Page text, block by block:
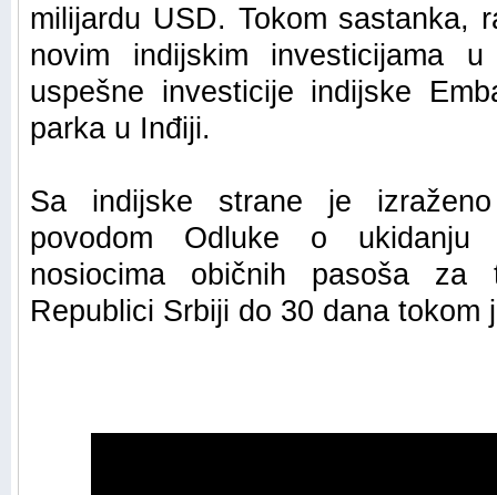
milijardu USD. Tokom sastanka,
novim indijskim investicijama
uspešne investicije indijske
parka u Inđiji.
Sa indijske strane je
povodom Odluke o ukidanju
nosiocima običnih pasoša
Republici Srbiji do 30 dana tokom